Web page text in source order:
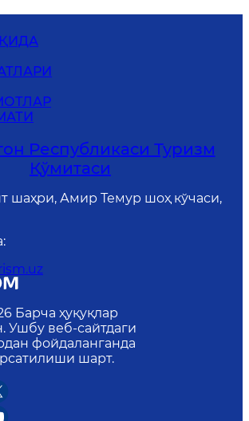
Республикаси Туризм
Қўмитаси
шаҳри, Амир Темур шоҳ кўчаси,
:
Барча ҳуқуқлар
Ушбу веб-сайтдаги
фойдаланганда
шарт.